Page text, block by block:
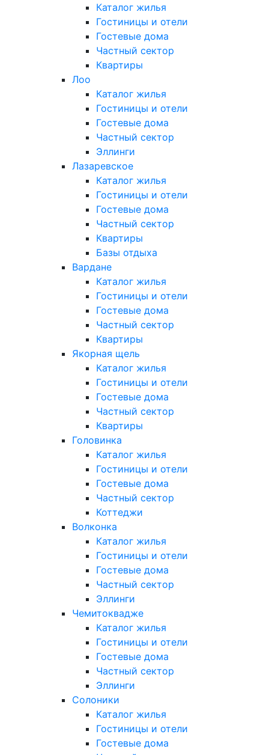
Каталог жилья
Гостиницы и отели
Гостевые дома
Частный сектор
Квартиры
Лоо
Каталог жилья
Гостиницы и отели
Гостевые дома
Частный сектор
Эллинги
Лазаревское
Каталог жилья
Гостиницы и отели
Гостевые дома
Частный сектор
Квартиры
Базы отдыха
Вардане
Каталог жилья
Гостиницы и отели
Гостевые дома
Частный сектор
Квартиры
Якорная щель
Каталог жилья
Гостиницы и отели
Гостевые дома
Частный сектор
Квартиры
Головинка
Каталог жилья
Гостиницы и отели
Гостевые дома
Частный сектор
Коттеджи
Волконка
Каталог жилья
Гостиницы и отели
Гостевые дома
Частный сектор
Эллинги
Чемитоквадже
Каталог жилья
Гостиницы и отели
Гостевые дома
Частный сектор
Эллинги
Солоники
Каталог жилья
Гостиницы и отели
Гостевые дома